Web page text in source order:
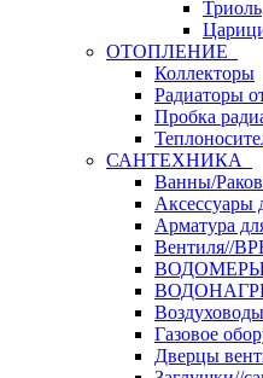
Триоль
ОТОПЛЕНИЕ
Коллекторы
Радиаторы
Пробка
САНТЕХНИКА
Ванны/
Аксессуары
Арматура
Вентиля//
ВОДОМЕРЫ
Воздуховоды
Газовое
Дверцы